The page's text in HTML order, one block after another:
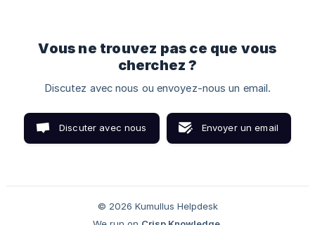
Vous ne trouvez pas ce que vous
cherchez ?
Discutez avec nous ou envoyez-nous un email.
Discuter avec nous Envoyer un email
© 2026 Kumullus Helpdesk